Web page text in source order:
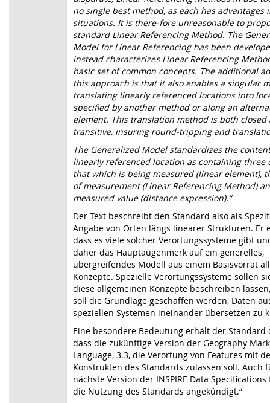
no single best method, as each has advantages
situations. It is there-fore unreasonable to
standard Linear Referencing Method. The
Model for Linear Referencing has been
instead characterizes Linear Referencing
basic set of common concepts. The additional
this approach is that it also enables a singular
translating linearly referenced locations into
specified by another method or along an
element. This translation method is both closed
transitive, insuring round-tripping and
The Generalized Model standardizes the
linearly referenced location as containing three
that which is being measured (linear element),
of measurement (Linear Referencing Method)
measured value (distance expression).“
Der Text beschreibt den Standard also als
Angabe von Orten längs linearer Strukturen. Er
dass es viele solcher Verortungssysteme gibt
daher das Hauptaugenmerk auf ein generelles,
übergreifendes Modell aus einem Basisvorrat
Konzepte. Spezielle Verortungssysteme sollen
diese allgemeinen Konzepte beschreiben
soll die Grundlage geschaffen werden, Daten
speziellen Systemen ineinander übersetzen zu
Eine besondere Bedeutung erhält der Standard
dass die zukünftige Version der Geography
Language, 3.3, die Verortung von Features mit
Konstrukten des Standards zulassen soll. Auch
nächste Version der INSPIRE Data
die Nutzung des Standards angekündigt.“